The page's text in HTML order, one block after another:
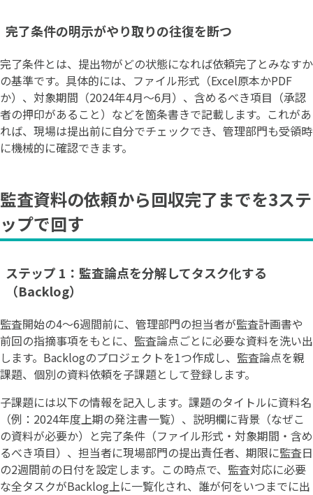
完了条件の明示がやり取りの往復を断つ
完了条件とは、提出物がどの状態になれば依頼完了とみなすか
の基準です。具体的には、ファイル形式（Excel原本かPDF
か）、対象期間（2024年4月〜6月）、含めるべき項目（承認
者の押印があること）などを箇条書きで記載します。これがあ
れば、現場は提出前に自分でチェックでき、管理部門も受領時
に機械的に確認できます。
監査資料の依頼から回収完了までを3ステ
ップで回す
ステップ 1：監査論点を分解してタスク化する
（Backlog）
監査開始の4〜6週間前に、管理部門の担当者が監査計画書や
前回の指摘事項をもとに、監査論点ごとに必要な資料を洗い出
します。Backlogのプロジェクトを1つ作成し、監査論点を親
課題、個別の資料依頼を子課題として登録します。
子課題には以下の情報を記入します。課題のタイトルに資料名
（例：2024年度上期の発注書一覧）、説明欄に背景（なぜこ
の資料が必要か）と完了条件（ファイル形式・対象期間・含め
るべき項目）、担当者に現場部門の提出責任者、期限に監査日
の2週間前の日付を設定します。この時点で、監査対応に必要
な全タスクがBacklog上に一覧化され、誰が何をいつまでに出